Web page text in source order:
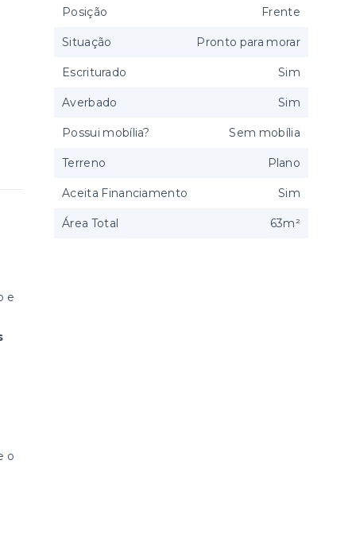
e
o
Posição Frente
Situação Pronto para morar
Escriturado Sim
Averbado Sim
Possui mobília? Sem mobília
Terreno Plano
Aceita Financiamento Sim
Área Total 63m²